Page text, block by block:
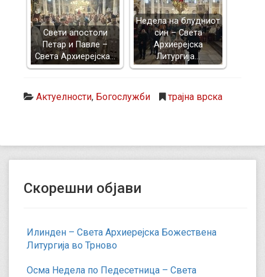
Свети апостоли
Петар и Павле –
Света Архиерејска…
Недела на блудниот
син – Света
Архиерејска
Литургија…
Актуелности, Богослужби трајна врска
Скорешни објави
Илинден – Света Архиерејска Божествена
Литургија во Трново
Осма Недела по Педесетница – Света